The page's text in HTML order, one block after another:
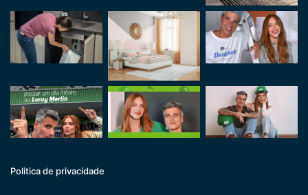
Politica de privacidade